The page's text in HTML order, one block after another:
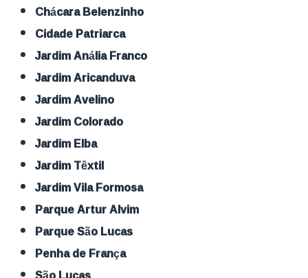
Chácara Belenzinho
Cidade Patriarca
Jardim Anália Franco
Jardim Aricanduva
Jardim Avelino
Jardim Colorado
Jardim Elba
Jardim Têxtil
Jardim Vila Formosa
Parque Artur Alvim
Parque São Lucas
Penha de França